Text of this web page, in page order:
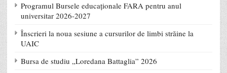
Programul Bursele educaționale FARA pentru anul
universitar 2026-2027
Înscrieri la noua sesiune a cursurilor de limbi străine la
UAIC
Bursa de studiu „Loredana Battaglia” 2026